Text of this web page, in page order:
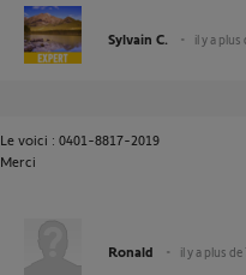
Sylvain C. il y a plus
Le voici : 0401-8817-2019
Merci
Ronald il y a plus de